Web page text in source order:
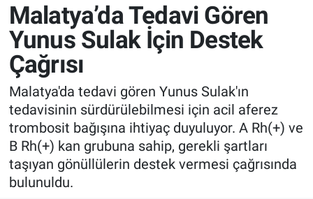
Malatya’da Tedavi Gören
Yunus Sulak İçin Destek
Çağrısı
Malatya'da tedavi gören Yunus Sulak'ın
tedavisinin sürdürülebilmesi için acil aferez
trombosit bağışına ihtiyaç duyuluyor. A Rh(+) ve
B Rh(+) kan grubuna sahip, gerekli şartları
taşıyan gönüllülerin destek vermesi çağrısında
bulunuldu.
Eğitim
Ekonomi
Genel
Gündem
Kültür-Sanat
Magazin
Son Dakika Haberleri
Haber Arşivi